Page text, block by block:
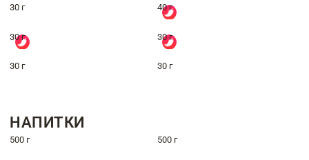
30 г 40 г
30 г 30 г
30 г 30 г
НАПИТКИ
500 г 500 г